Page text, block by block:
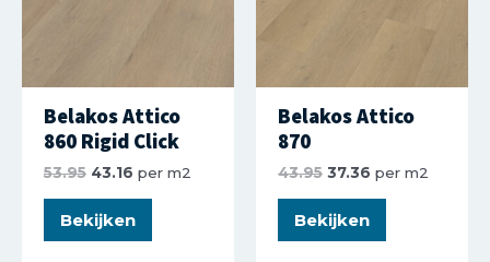
Belakos Attico
860 Rigid Click
53.95 43.16 per m2
Bekijken
Belakos Attico
870
43.95 37.36 per m2
Bekijken